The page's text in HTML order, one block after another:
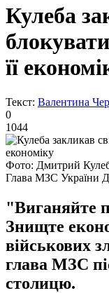
Кулеба
її
Текст: Валентина
0
1044
Фото: Дмитрий
Глава МЗС України
"Виганяйте
Знищте
військових
глава МЗС
столицю.